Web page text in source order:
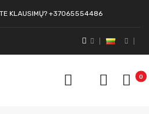
KLAUSIMŲ? +37065554486
0